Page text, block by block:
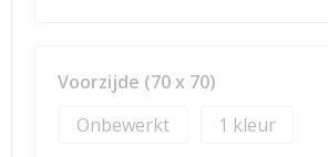
Voorzijde (70 x 70)
Onbewerkt
1